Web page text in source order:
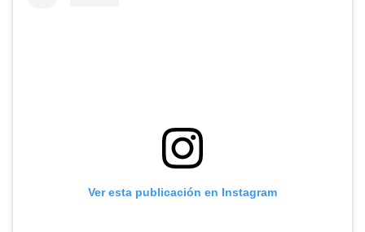
Ver esta publicación en Instagram